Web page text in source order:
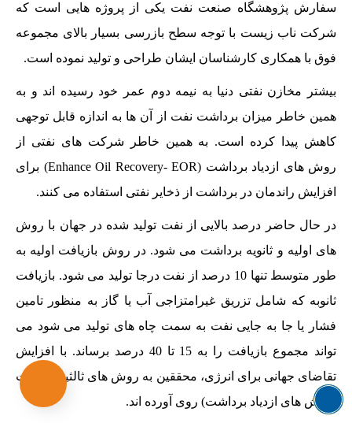
سفارش پژوهشگاه صنعت نفت یکی از پروژه هایی است که
شرکت ناب زیست با توجه سطح بازرسی بسیار بالای مجموعه
فوق با همکاری کارشناسان ایشان طراحی و تولید نموده است.
بیشتر مخازن نفتی دنیا به نیمه دوم عمر خود رسیده اند و به
همین خاطر میزان برداشت نفت از آن ها به اندازه قابل توجهی
کاهش پیدا کرده است. به همین خاطر شرکت های نفتی از
روش های ازدیاد برداشت (Enhance Oil Recovery- EOR) برای
افزایش راندمان در برداشت از ذخایر نفتی استفاده می کنند.
در حال حاضر درصد بالایی از نفت تولید شده در جهان با روش
های اولیه و ثانویه برداشت می شود. در روش بازیافت اولیه به
طور متوسط تنها 10 درصد از نفت درجا تولید می شود. بازیافت
ثانوبه که شامل تزریق غیرامتزاجی آب یا گاز به منظور تامین
فشار یا جا به جایی نفت به سمت چاه های تولید می شود می
تواند مجموع بازیافت را به 15 تا 40 درصد برساند. با افزایش
تقاضای جهانی برای انرژی، محققین به روش های ثالثیه بازیافت
(روش های ازدیاد برداشت) روی آورده اند.